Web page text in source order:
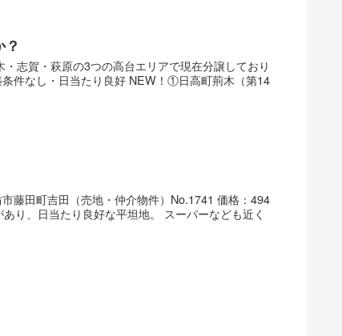
志賀・萩原の3つの高台エリアで現在分譲しており
件なし・日当たり良好 NEW！①日高町荊木（第14
藤田町吉田（売地・仲介物件）No.1741 価格：494
り、日当たり良好な平坦地。 スーパーなども近く